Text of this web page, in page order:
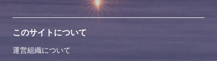
このサイトについて
運営組織について